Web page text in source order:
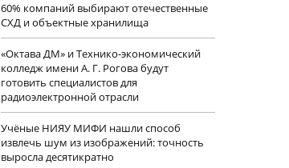
60% компаний выбирают отечественные
СХД и объектные хранилища
«Октава ДМ» и Технико-экономический
колледж имени А. Г. Рогова будут
готовить специалистов для
радиоэлектронной отрасли
Учëные НИЯУ МИФИ нашли способ
извлечь шум из изображений: точность
выросла десятикратно